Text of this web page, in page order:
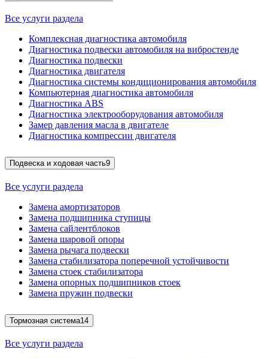
Все услуги раздела
Комплексная диагностика автомобиля
Диагностика подвески автомобиля на вибростенде
Диагностика подвески
Диагностика двигателя
Диагностика системы кондиционирования автомобиля
Компьютерная диагностика автомобиля
Диагностика ABS
Диагностика электрооборудования автомобиля
Замер давления масла в двигателе
Диагностика компрессии двигателя
Подвеска и ходовая часть9
Все услуги раздела
Замена амортизаторов
Замена подшипника ступицы
Замена сайлентблоков
Замена шаровой опоры
Замена рычага подвески
Замена стабилизатора поперечной устойчивости
Замена стоек стабилизатора
Замена опорных подшипников стоек
Замена пружин подвески
Тормозная система14
Все услуги раздела